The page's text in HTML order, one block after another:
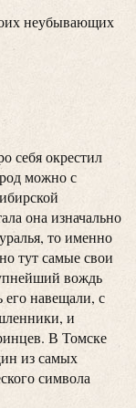
неубывающих
себя окрестил
можно с
она изначально
то именно
тут самые свои
вождь
его навещали, с
и
В Томске
из самых
символа